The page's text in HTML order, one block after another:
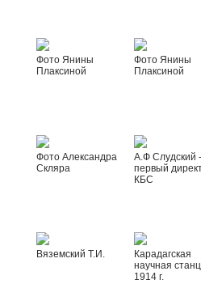
Фото Янины
Плаксиной
Фото Янины
Плаксиной
Фото Александра
Скляра
А.Ф Слудский
первый
КБС
Вяземский Т.И.
Карадагская
научная
1914 г.